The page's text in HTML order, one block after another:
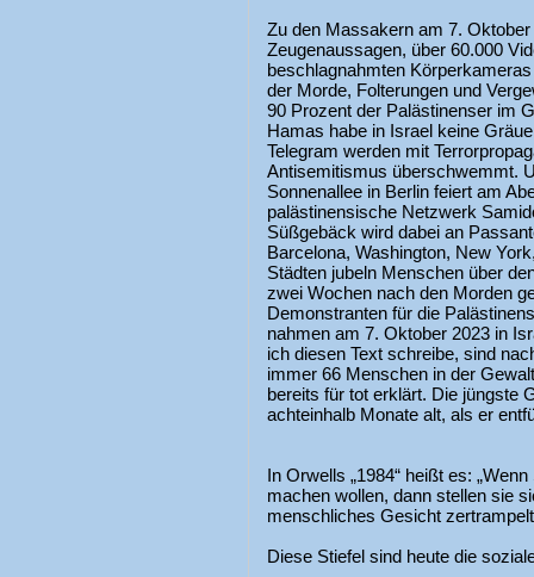
Zu den Massakern am 7.
Zeugenaussagen, über 60.000
beschlagnahmten
der Morde, Folterungen und
90 Prozent der Palästinenser im
Hamas habe in Israel keine
Telegram werden mit
Antisemitismus überschwemmt.
Sonnenallee in Berlin feiert am
palästinensische Netzwerk
Süßgebäck wird dabei an
Barcelona, Washington, New
Städten jubeln Menschen über
zwei Wochen nach den Morden
Demonstranten für die
nahmen am 7. Oktober 2023 in
ich diesen Text schreibe, sind
immer 66 Menschen in der
bereits für tot erklärt. Die jüngste
achteinhalb Monate alt, als er
In Orwells „1984“ heißt es:
machen wollen, dann stellen sie
menschliches Gesicht
Diese Stiefel sind heute die